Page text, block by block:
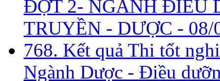
ĐỢT 2- NGÀNH ĐIỀU
TRUYỀN - DƯỢC - 08/
768. Kết quả Thi tốt
Ngành Dược - Điều